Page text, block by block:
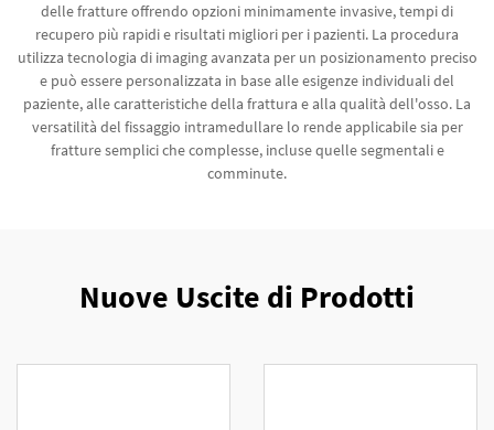
delle fratture offrendo opzioni minimamente invasive, tempi di
recupero più rapidi e risultati migliori per i pazienti. La procedura
utilizza tecnologia di imaging avanzata per un posizionamento preciso
e può essere personalizzata in base alle esigenze individuali del
paziente, alle caratteristiche della frattura e alla qualità dell'osso. La
versatilità del fissaggio intramedullare lo rende applicabile sia per
fratture semplici che complesse, incluse quelle segmentali e
comminute.
Nuove Uscite di Prodotti